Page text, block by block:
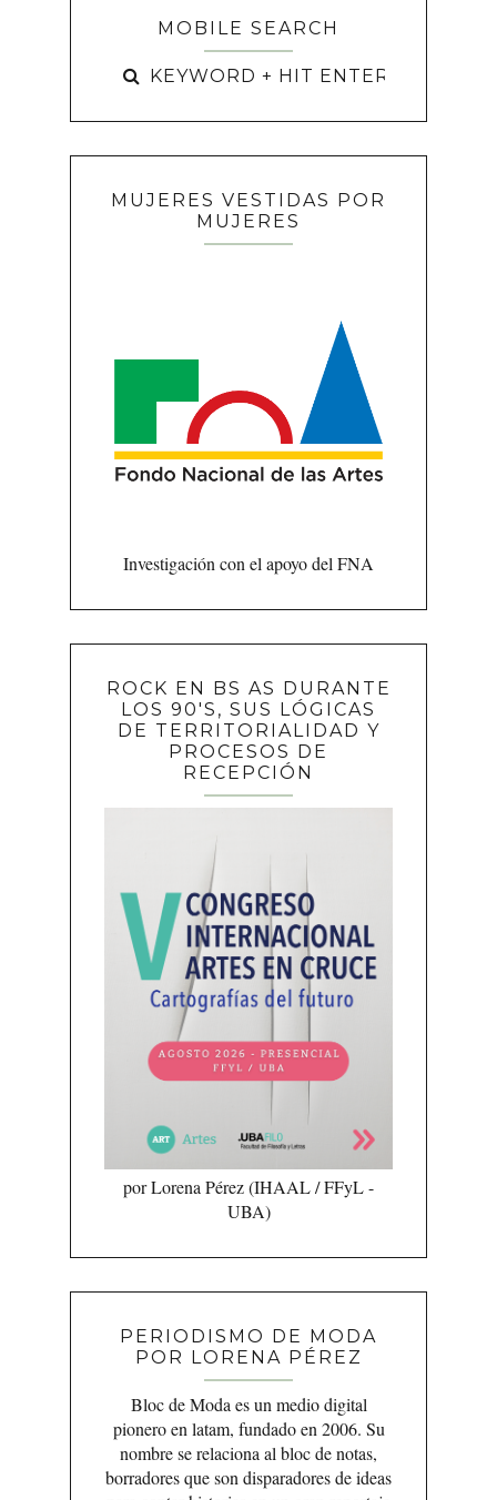
MOBILE SEARCH
MUJERES VESTIDAS POR
MUJERES
Investigación con el apoyo del FNA
ROCK EN BS AS DURANTE
LOS 90'S, SUS LÓGICAS
DE TERRITORIALIDAD Y
PROCESOS DE
RECEPCIÓN
por Lorena Pérez (IHAAL / FFyL -
UBA)
PERIODISMO DE MODA
POR LORENA PÉREZ
Bloc de Moda es un medio digital
pionero en latam, fundado en 2006. Su
nombre se relaciona al bloc de notas,
borradores que son disparadores de ideas